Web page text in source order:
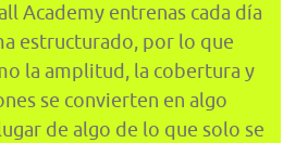
Academy entrenas cada día
estructurado, por lo que
la amplitud, la cobertura y
se convierten en algo
de algo de lo que solo se